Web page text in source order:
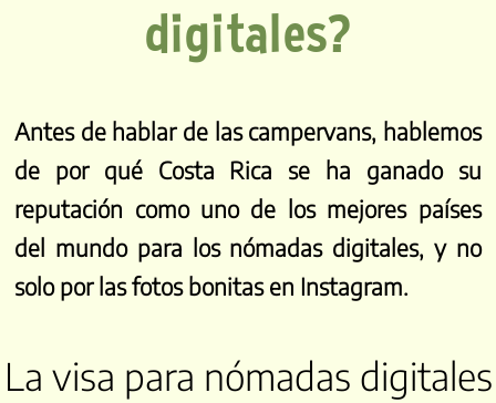
digitales?
Antes de hablar de las campervans, hablemos
de por qué Costa Rica se ha ganado su
reputación como uno de los mejores países
del mundo para los nómadas digitales, y no
solo por las fotos bonitas en Instagram.
La visa para nómadas digitales